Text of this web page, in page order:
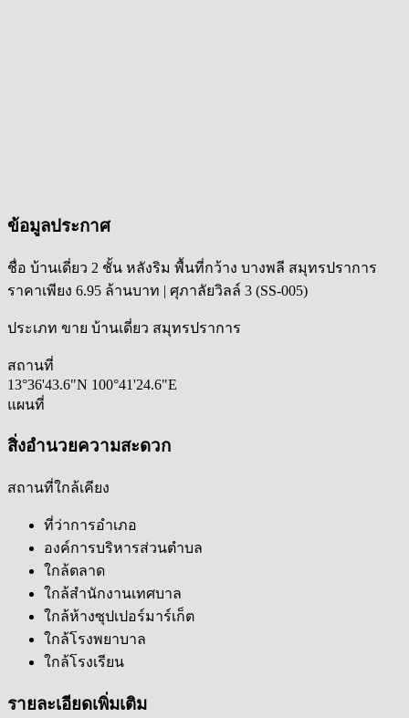
ข้อมูลประกาศ
ชื่อ บ้านเดี่ยว 2 ชั้น หลังริม พื้นที่กว้าง บางพลี สมุทรปราการ
ราคาเพียง 6.95 ล้านบาท | ศุภาลัยวิลล์ 3 (SS-005)
ประเภท ขาย บ้านเดี่ยว สมุทรปราการ
สถานที่
13°36'43.6"N 100°41'24.6"E
แผนที่
สิ่งอำนวยความสะดวก
สถานที่ใกล้เคียง
ที่ว่าการอำเภอ
องค์การบริหารส่วนตำบล
ใกล้ตลาด
ใกล้สำนักงานเทศบาล
ใกล้ห้างซุปเปอร์มาร์เก็ต
ใกล้โรงพยาบาล
ใกล้โรงเรียน
รายละเอียดเพิ่มเติม